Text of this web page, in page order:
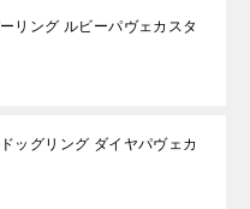
リング ルビーパヴェカスタ
ッグリング ダイヤパヴェカ